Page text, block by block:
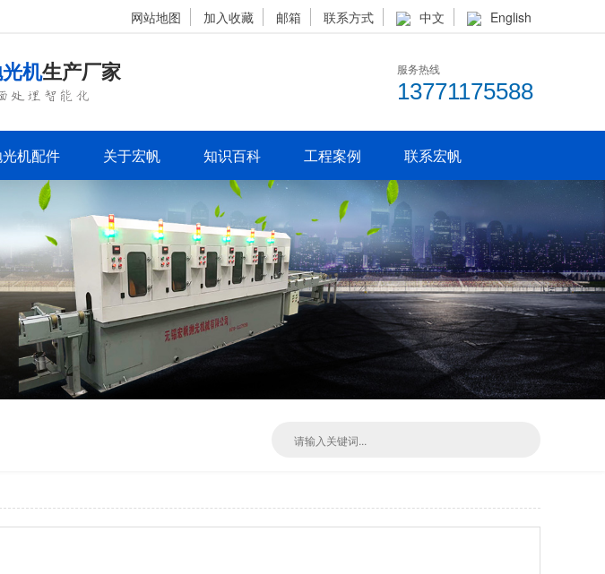
网站地图 加入收藏 邮箱 联系方式 中文 English
机生产厂家
处理智能化
服务热线
13771175588
机配件 关于宏帆 知识百科 工程案例 联系宏帆